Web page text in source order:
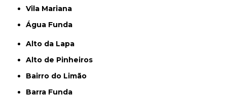
Vila Mariana
Água Funda
Alto da Lapa
Alto de Pinheiros
Bairro do Limão
Barra Funda